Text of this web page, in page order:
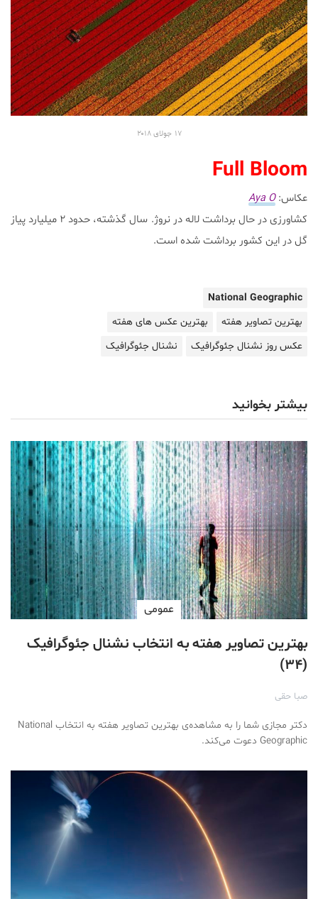
۱۷ جولای ۲۰۱۸
Full Bloom
عکاس:Aya O
کشاورزی در حال برداشت لاله در نروژ. سال گذشته، حدود ۲ میلیارد پیاز
گل در این کشور برداشت شده است.
National Geographic
بهترین تصاویر هفته
بهترین عکس های هفته
عکس روز نشنال جئوگرافیک
نشنال جئوگرافیک
بیشتر بخوانید
عمومی
بهترین تصاویر هفته به انتخاب نشنال جئوگرافیک
(۳۴)
صبا حقی
دکتر مجازی شما را به مشاهده‌ی بهترین تصاویر هفته به انتخاب National
Geographic دعوت می‌کند.